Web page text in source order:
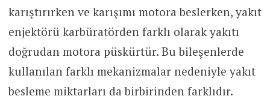
karıştırırken ve karışımı motora beslerken, yakıt
enjektörü karbüratörden farklı olarak yakıtı
doğrudan motora püskürtür. Bu bileşenlerde
kullanılan farklı mekanizmalar nedeniyle yakıt
besleme miktarları da birbirinden farklıdır.